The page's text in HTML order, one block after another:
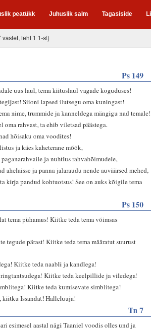
peatükk Juhuslik salm Tagasiside
vastet, leht 1 1-st)
Ps 149
uus laul, tema kiituslaul vagade koguduses!
Siioni lapsed ilutsegu oma kuningast!
nime, trummide ja kanneldega mängigu nad temale!
oma rahvast, ta ehib viletsad päästega.
hõisaku oma voodites!
ja käes kaheterane mõõk,
ja nuhtlus rahvahõimudele,
ahelaisse ja panna jalaraudu nende auväärsed mehed,
kirja pandud kohtuotsus! See on auks kõigile tema
Ps 150
tema pühamus! Kiitke teda tema võimsas
tegude pärast! Kiitke teda tema määratut suurust
Kiitke teda naabli ja kandlega!
Kiitke teda keelpillide ja viledega!
Kiitke teda kumisevate simblitega!
Issandat! Halleluuja!
Tn 7
esimesel aastal nägi Taaniel voodis olles und ja